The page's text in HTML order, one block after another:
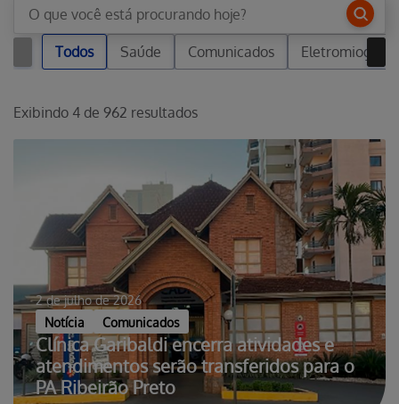
Todos Saúde Comunicados
Exibindo 4 de 962 resultados
2 de julho de 2026
Notícia
Comunicados
Clínica Garibaldi encerra atividades e
atendimentos serão transferidos para o
PA Ribeirão Preto